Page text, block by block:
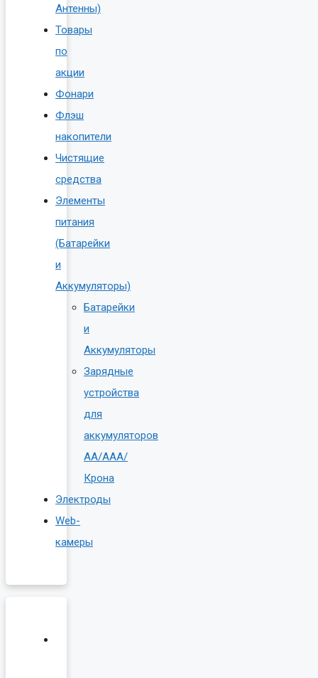
Антенны)
Товары
по
акции
Фонари
Флэш
накопители
Чистящие
средства
Элементы
питания
(Батарейки
и
Аккумуляторы)
Батарейки
и
Аккумуляторы
Зарядные
устройства
для
аккумуляторов
AA/AAA/
Крона
Электроды
Web-
камеры